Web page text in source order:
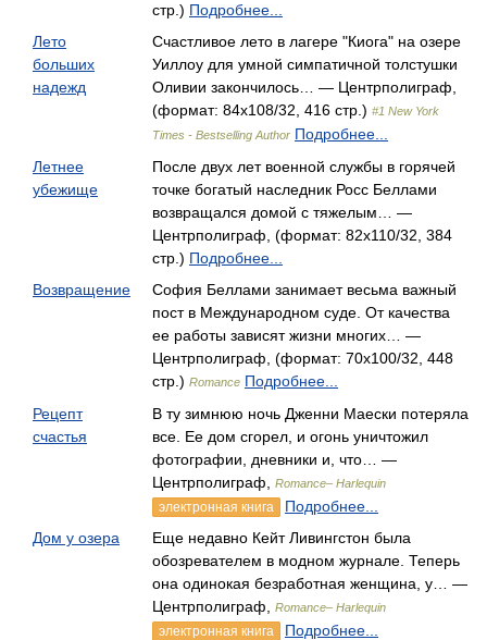
стр.) Подробнее...
Лето
больших
надежд
Счастливое лето в лагере "Киога" на озере
Уиллоу для умной симпатичной толстушки
Оливии закончилось… — Центрполиграф,
(формат: 84x108/32, 416 стр.) #1 New York
Times - Bestselling Author Подробнее...
Летнее
убежище
После двух лет военной службы в горячей
точке богатый наследник Росс Беллами
возвращался домой с тяжелым… —
Центрполиграф, (формат: 82x110/32, 384
стр.) Подробнее...
Возвращение
София Беллами занимает весьма важный
пост в Международном суде. От качества
ее работы зависят жизни многих… —
Центрполиграф, (формат: 70x100/32, 448
стр.) Romance Подробнее...
Рецепт
счастья
В ту зимнюю ночь Дженни Маески потеряла
все. Ее дом сгорел, и огонь уничтожил
фотографии, дневники и, что… —
Центрполиграф,
Romance– Harlequin
электронная книга
Подробнее...
Дом у озера
Еще недавно Кейт Ливингстон была
обозревателем в модном журнале. Теперь
она одинокая безработная женщина, у… —
Центрполиграф,
Romance– Harlequin
электронная книга Подробнее...